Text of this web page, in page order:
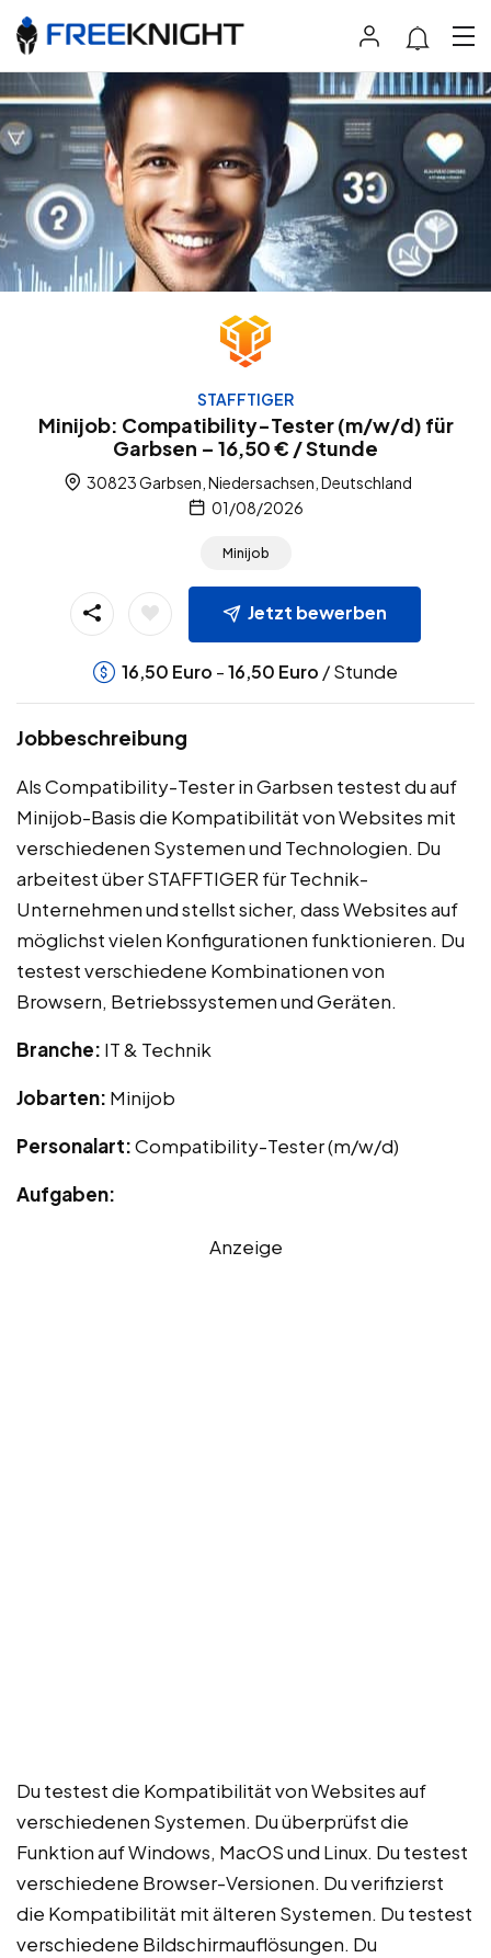
STAFFTIGER
Minijob: Compatibility-Tester (m/w/d) für
Garbsen – 16,50 € / Stunde
30823 Garbsen, Niedersachsen, Deutschland
01/08/2026
Minijob
Jetzt bewerben
16,50 Euro -16,50 Euro / Stunde
Jobbeschreibung
Als Compatibility-Tester in Garbsen testest du auf
Minijob-Basis die Kompatibilität von Websites mit
verschiedenen Systemen und Technologien. Du
arbeitest über STAFFTIGER für Technik-
Unternehmen und stellst sicher, dass Websites auf
möglichst vielen Konfigurationen funktionieren. Du
testest verschiedene Kombinationen von
Browsern, Betriebssystemen und Geräten.
Branche: IT & Technik
Jobarten: Minijob
Personalart:Compatibility-Tester (m/w/d)
Aufgaben:
Anzeige
Du testest die Kompatibilität von Websites auf
verschiedenen Systemen. Du überprüfst die
Funktion auf Windows, MacOS und Linux. Du testest
verschiedene Browser-Versionen. Du verifizierst
die Kompatibilität mit älteren Systemen. Du testest
verschiedene Bildschirmauflösungen. Du